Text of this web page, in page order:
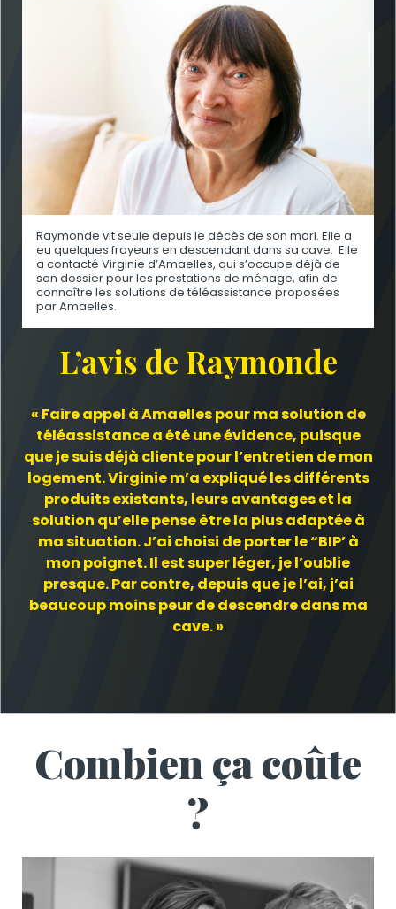
Raymonde vit seule depuis le décès de son mari. Elle a
eu quelques frayeurs en descendant dans sa cave. Elle
a contacté Virginie d’Amaelles, qui s’occupe déjà de
son dossier pour les prestations de ménage, afin de
connaître les solutions de téléassistance proposées
par Amaelles.
L’avis de Raymonde
« Faire appel à Amaelles pour ma solution de
téléassistancea été une évidence, puisque
que je suis déjà cliente pour l’entretien de mon
logement. Virginie m’a expliqué les différents
produits existants, leurs avantages et la
solution qu’elle pense être la plus adaptée à
ma situation. J’ai choisi de porter le “BIP’ à
mon poignet. Il est super léger, je l’oublie
presque. Par contre, depuis que je l’ai, j’ai
beaucoup moins peur de descendre dans ma
cave. »
Combien ça coûte
?